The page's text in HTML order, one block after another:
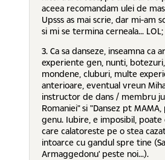
aceea recomandam ulei de
Upsss as mai scrie, dar mi-am
si mi se termina cerneala... LOL;
3. Ca sa danseze, inseamna ca
experiente gen, nunti,
mondene, cluburi, multe
anterioare, eventual vreun
instructor de dans / membru
Romaniei" si "Dansez pt
genu. Iubire, e imposibil,
care calatoreste pe o stea
intoarce cu gandul spre tine
Armaggedonu' peste noi...).